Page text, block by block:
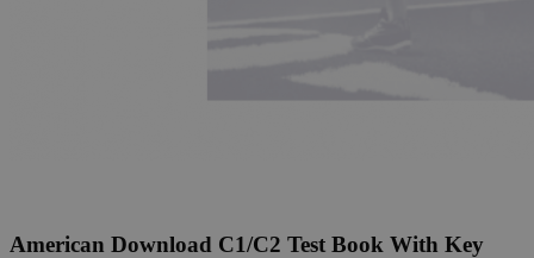
American Download C1/C2 Test Book With Key